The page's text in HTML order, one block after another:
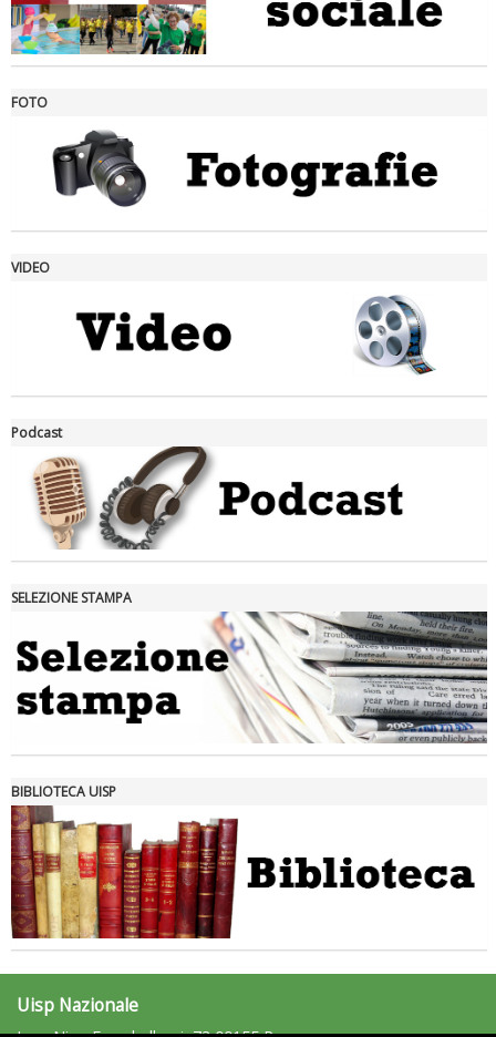
Ddl Lobby, Uisp: “Il Parlamento valorizzi le nostre specificità"
Tiziano Pesce nel Cda di Fondazione Terzjus: prima riunione a
FOTO
VIDEO
Podcast
SELEZIONE STAMPA
BIBLIOTECA UISP
Uisp Nazionale